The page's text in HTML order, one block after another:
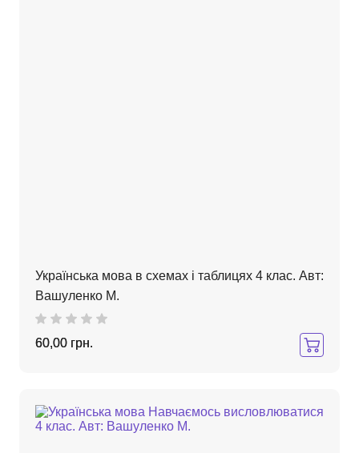
Українська мова в схемах і таблицях 4 клас. Авт:
Вашуленко М.
60,00 грн.